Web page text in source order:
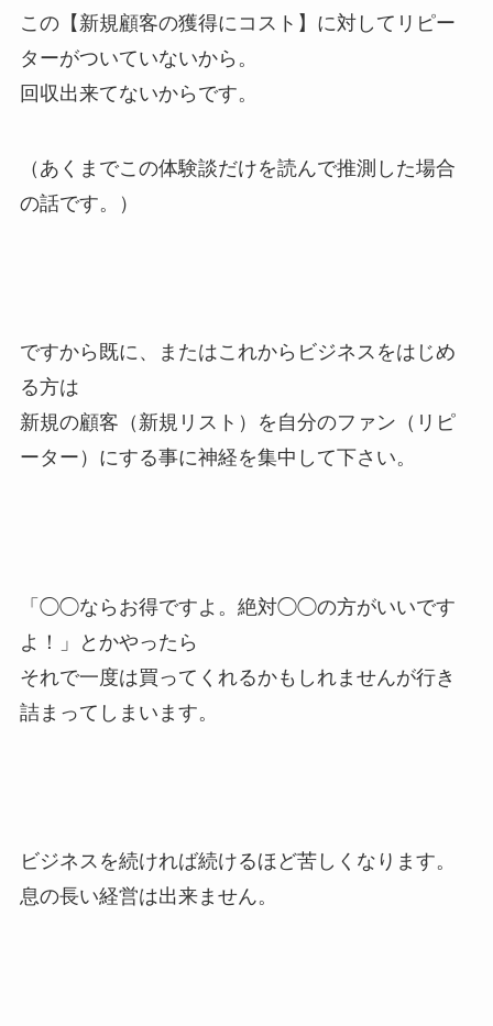
この【新規顧客の獲得にコスト】に対してリピー
ターがついていないから。
回収出来てないからです。
（あくまでこの体験談だけを読んで推測した場合
の話です。）
ですから既に、またはこれからビジネスをはじめ
る方は
新規の顧客（新規リスト）を自分のファン（リピ
ーター）にする事に神経を集中して下さい。
「◯◯ならお得ですよ。絶対◯◯の方がいいです
よ！」とかやったら
それで一度は買ってくれるかもしれませんが行き
詰まってしまいます。
ビジネスを続ければ続けるほど苦しくなります。
息の長い経営は出来ません。